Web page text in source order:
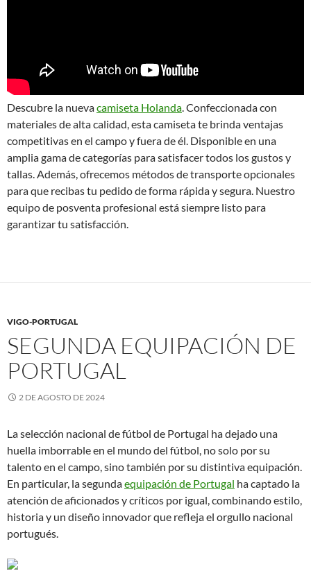
Descubre la nuevacamiseta Holanda. Confeccionada con
materiales de alta calidad, esta camiseta te brinda ventajas
competitivas en el campo y fuera de él. Disponible en una
amplia gama de categorías para satisfacer todos los gustos y
tallas. Además, ofrecemos métodos de transporte opcionales
para que recibas tu pedido de forma rápida y segura. Nuestro
equipo de posventa profesional está siempre listo para
garantizar tu satisfacción.
VIGO-PORTUGAL
SEGUNDA EQUIPACIÓN DE
PORTUGAL
2 DE AGOSTO DE 2024
La selección nacional de fútbol de Portugal ha dejado una
huella imborrable en el mundo del fútbol, no solo por su
talento en el campo, sino también por su distintiva equipación.
En particular, la segundaequipación de Portugal ha captado la
atención de aficionados y críticos por igual, combinando estilo,
historia y un diseño innovador que refleja el orgullo nacional
portugués.